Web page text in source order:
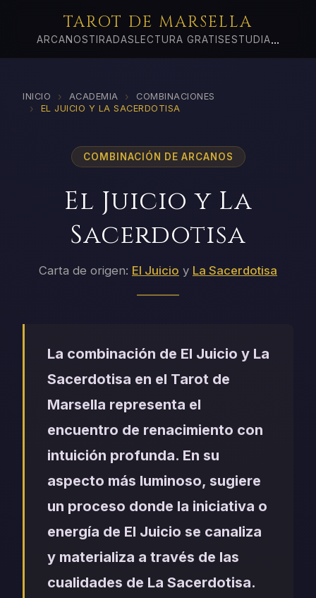
TAROT DE MARSELLA
ARCANOSTIRADAS LECTURA GRATIS ESTUDIA...
INICIO › ACADEMIA › COMBINACIONES
› EL JUICIO Y LA SACERDOTISA
COMBINACIÓN DE ARCANOS
El Juicio y La
Sacerdotisa
Carta de origen: El Juicio y La Sacerdotisa
La combinación de El Juicio y La
Sacerdotisa en el Tarot de
Marsella representa el
encuentro de renacimiento con
intuición profunda. En su
aspecto más luminoso, sugiere
un proceso donde la iniciativa o
energía de El Juicio se canaliza
y materializa a través de las
cualidades de La Sacerdotisa.